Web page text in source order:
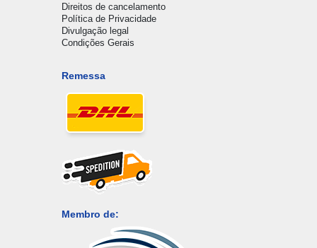
Direitos de cancelamento
Política de Privacidade
Divulgação legal
Condições Gerais
Remessa
Membro de: